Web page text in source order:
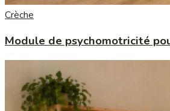
Crèche
Module de psychomotricité